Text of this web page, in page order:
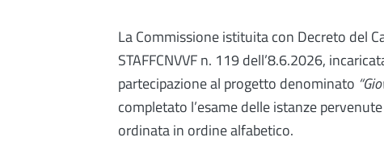
La Commissione istituita con Decreto del
STAFFCNVVF n. 119 dell’8.6.2026,
partecipazione al progetto denominato
completato l’esame delle istanze
ordinata in ordine alfabetico.